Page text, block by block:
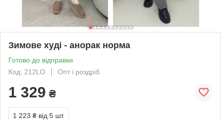
Зимове худі - анорак норма
Готово до відправки
Код: 212LO
Опт і роздріб
1 329 ₴
1 223 ₴ від 5 шт.